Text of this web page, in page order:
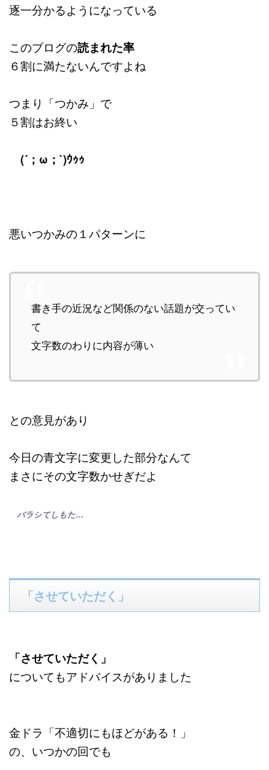
逐一分かるようになっている
このブログの読まれた率
６割に満たないんですよね
つまり「つかみ」で
５割はお終い
(´；ω；`)ｳｩｩ
悪いつかみの１パターンに
書き手の近況など関係のない話題が交ってい
て
文字数のわりに内容が薄い
との意見があり
今日の青文字に変更した部分なんて
まさにその文字数かせぎだよ
バラシてしもた…
「させていただく」
「させていただく」
についてもアドバイスがありました
金ドラ「不適切にもほどがある！」
の、いつかの回でも